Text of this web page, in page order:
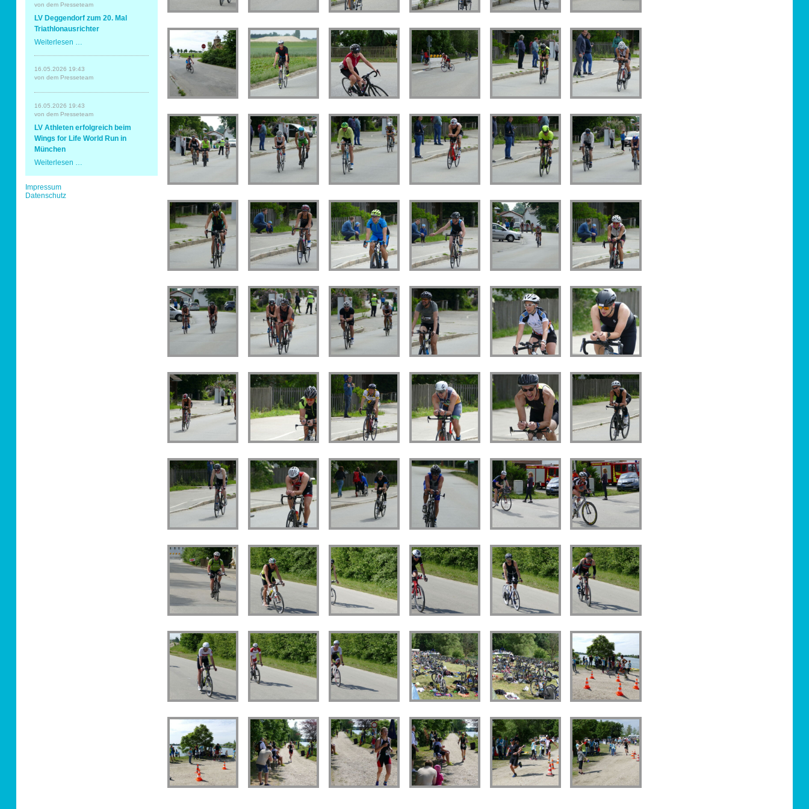
Erding
Spaß
und
von dem Presseteam
LV Deggendorf zum 20. Mal
Triathlonausrichter
Weiterlesen …
zum
20.
Mal
16.05.2026 19:43
von dem Presseteam
16.05.2026 19:43
von dem Presseteam
LV Athleten erfolgreich beim
Wings for Life World Run in
München
Weiterlesen …
Navigation
überspringen
Impressum
Datenschutz
Sportabzeichen
Tempo & Gymnastik